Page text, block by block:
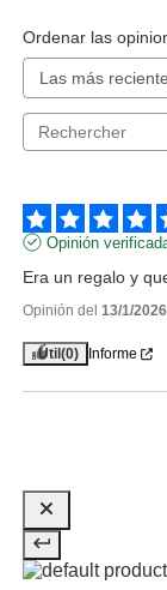
Ordenar las
Opinión
Era un regalo y
Opinión del 13/1/2026
Útil (0) Informe